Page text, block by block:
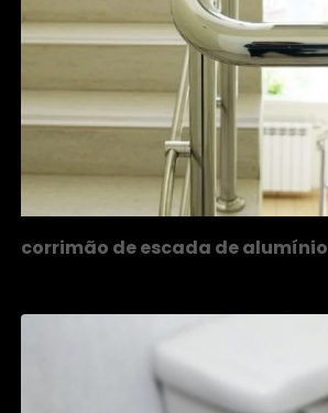
corrimão de escada de alumínio